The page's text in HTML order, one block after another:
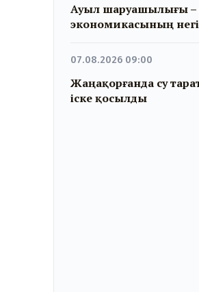
Ауыл шаруашылығы –
экономикасының
07.08.2026 09:00
Жаңақорғанда су
іске қосылды